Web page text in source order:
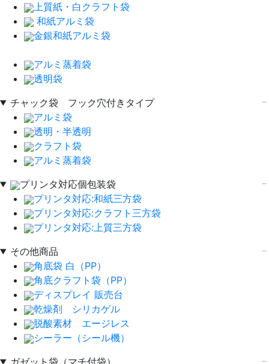
上質紙・白クラフト袋
和紙アルミ袋
金銀和紙アルミ袋
アルミ蒸着袋
透明袋
チャック袋 フック穴付きタイプ
アルミ袋
透明・半透明
クラフト袋
アルミ蒸着袋
プリンタ対応個包装袋
プリンタ対応:和紙三方袋
プリンタ対応:クラフト三方袋
プリンタ対応:上質三方袋
その他商品
角底袋 白（PP）
角底クラフト袋（PP）
ディスプレイ 販売台
乾燥剤 シリカゲル
脱酸素材 エージレス
シーラー（シール機）
ガゼット袋（マチ付袋）